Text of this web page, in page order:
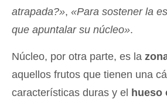
atrapada?», «Para sostener la
que apuntalar su núcleo».
Núcleo, por otra parte, es la
aquellos frutos que tienen una
características duras y el hueso